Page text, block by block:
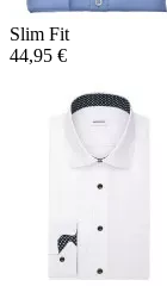
Slim Fit
44,95 €